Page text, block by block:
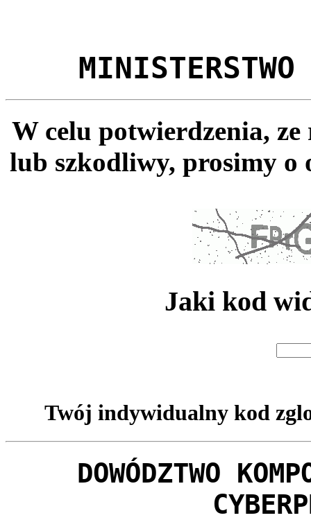
MINISTERSTWO
W celu potwierdzenia,
lub szkodliwy, prosimy o
Jaki kod
Twój indywidualny kod
DOWÓDZTWO